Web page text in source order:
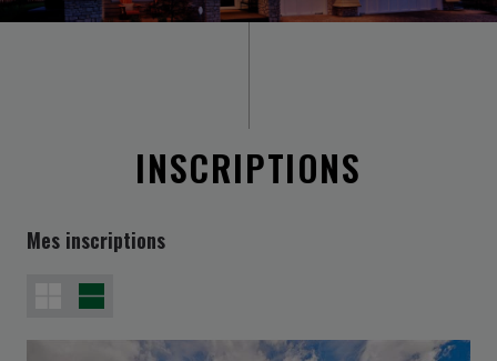
INSCRIPTIONS
Mes inscriptions